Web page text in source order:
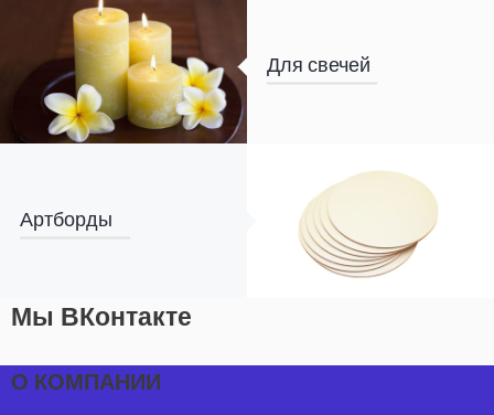
Для свечей
Артборды
Мы ВКонтакте
О КОМПАНИИ